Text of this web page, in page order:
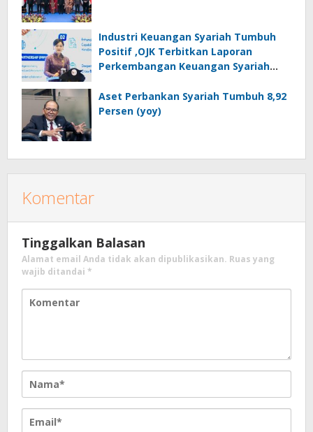
Industri Keuangan Syariah Tumbuh
Positif ,OJK Terbitkan Laporan
Perkembangan Keuangan Syariah
Aset Perbankan Syariah Tumbuh 8,92
Persen (yoy)
Komentar
Tinggalkan Balasan
Alamat email Anda tidak akan dipublikasikan. Ruas yang
wajib ditandai *